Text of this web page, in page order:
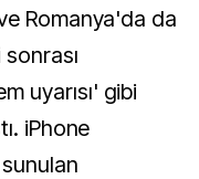
Romanya'da da
sonrası
uyarısı' gibi
iPhone